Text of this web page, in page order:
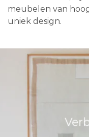
meubelen van
uniek design.